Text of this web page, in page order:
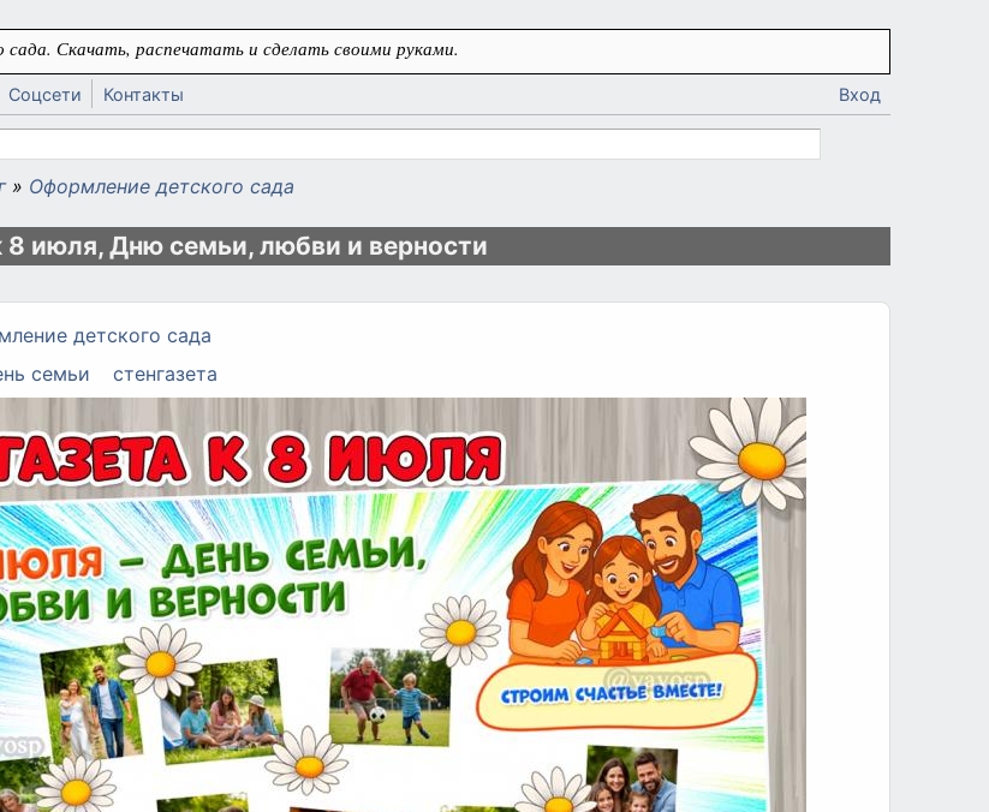
Скачать, распечатать и сделать своими руками.
Соцсети Контакты Вход
» Оформление детского сада
8 июля, Дню семьи, любви и верности
детского сада
семьи стенгазета